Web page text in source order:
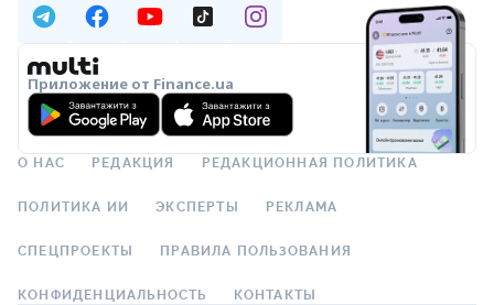
Приложение от Finance.ua
О НАС РЕДАКЦИЯ РЕДАКЦИОННАЯ ПОЛИТИКА
ПОЛИТИКА ИИ ЭКСПЕРТЫ РЕКЛАМА
СПЕЦПРОЕКТЫ ПРАВИЛА ПОЛЬЗОВАНИЯ
КОНФИДЕНЦИАЛЬНОСТЬ КОНТАКТЫ